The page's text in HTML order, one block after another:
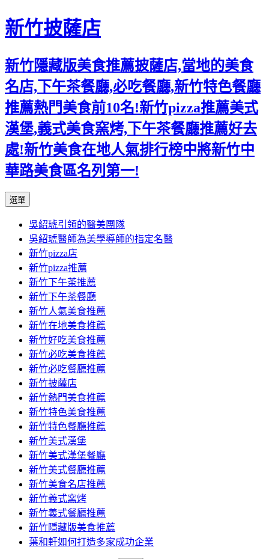
新竹披薩店
新竹隱藏版美食推薦披薩店,當地的美食
名店,下午茶餐廳,必吃餐廳,新竹特色餐廳
推薦熱門美食前10名!新竹pizza推薦美式
漢堡,義式美食窯烤,下午茶餐廳推薦好去
處!新竹美食在地人氣排行榜中將新竹中
華路美食區名列第一!
選單
主
要
內
容
吳紹琥引領的醫美團隊
吳紹琥醫師為美學導師的指定名醫
新竹pizza店
新竹pizza推薦
新竹下午茶推薦
新竹下午茶餐廳
新竹人氣美食推薦
新竹在地美食推薦
新竹好吃美食推薦
新竹必吃美食推薦
新竹必吃餐廳推薦
新竹披薩店
新竹熱門美食推薦
新竹特色美食推薦
新竹特色餐廳推薦
新竹美式漢堡
新竹美式漢堡餐廳
新竹美式餐廳推薦
新竹美食名店推薦
新竹義式窯烤
新竹義式餐廳推薦
新竹隱藏版美食推薦
葉和軒如何打造多家成功企業